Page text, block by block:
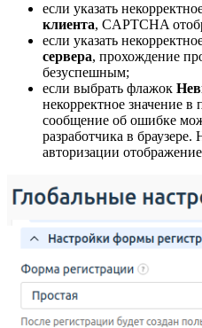
если указать
клиента, CAPTCHA
если указать
сервера, прохождение
безуспешным;
если выбрать флажок
некорректное значение в
сообщение об ошибке
разработчика в
авторизации